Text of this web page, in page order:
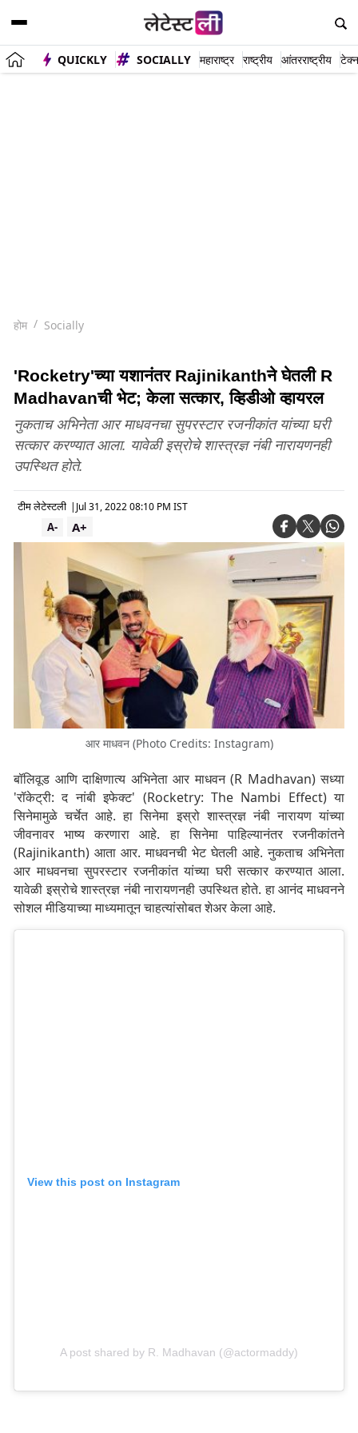
QUICKLY SOCIALLY महाराष्ट्र राष्ट्रीय आंतरराष्ट्रीय
होम Socially
'Rocketry'च्या यशानंतर Rajinikanthने घेतली R
Madhavanची भेट; केला सत्कार, व्हिडीओ व्हायरल
नुकताच अभिनेता आर माधवनचा सुपरस्टार रजनीकांत यांच्या घरी
सत्कार करण्यात आला. यावेळी इस्रोचे शास्त्रज्ञ नंबी नारायणनही
उपस्थित होते.
टीम लेटेस्टली | Jul 31, 2022 08:10 PM IST
A+
A-
आर माधवन (Photo Credits: Instagram)
बॉलिवूड आणि दाक्षिणात्य अभिनेता आर माधवन (R Madhavan) सध्या
'रॉकेट्री: द नांबी इफेक्ट' (Rocketry: The Nambi Effect) या
सिनेमामुळे चर्चेत आहे. हा सिनेमा इस्रो शास्त्रज्ञ नंबी नारायण यांच्या
जीवनावर भाष्य करणारा आहे. हा सिनेमा पाहिल्यानंतर रजनीकांतने
(Rajinikanth) आता आर. माधवनची भेट घेतली आहे. नुकताच अभिनेता
आर माधवनचा सुपरस्टार रजनीकांत यांच्या घरी सत्कार करण्यात आला.
यावेळी इस्रोचे शास्त्रज्ञ नंबी नारायणनही उपस्थित होते. हा आनंद माधवनने
सोशल मीडियाच्या माध्यमातून चाहत्यांसोबत शेअर केला आहे.
View this post on Instagram
A post shared by R. Madhavan (@actormaddy)